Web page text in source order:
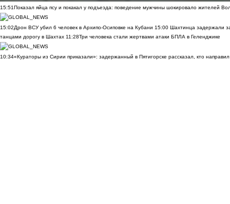
15:51Показал яйца псу и покакал у подъезда: поведение мужчины шокировало жителей
15:02Дрон ВСУ убил 6 человек в Архипо-Осиповке на Кубани 15:00 Шахтинца задержали
танцами дорогу в Шахтах 11:28Три человека стали жертвами атаки БПЛА в Геленджике
10:34«Кураторы из Сирии приказали»: задержанный в Пятигорске рассказал, кто направил